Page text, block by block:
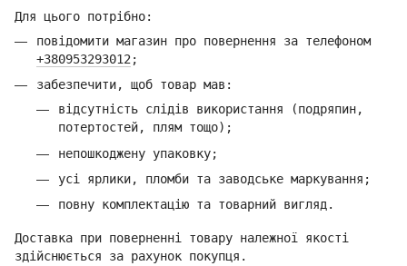
Для цього потрібно:
повідомити магазин про повернення за телефоном
+380953293012 ;
забезпечити, щоб товар мав:
відсутність слідів використання (подряпин,
потертостей, плям тощо);
непошкоджену упаковку;
усі ярлики, пломби та заводське маркування;
повну комплектацію та товарний вигляд.
Доставка при поверненні товару належної якості
здійснюється за рахунок покупця.